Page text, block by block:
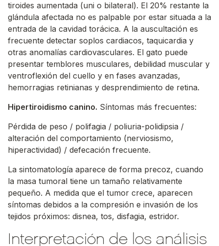
tiroides aumentada (uni o bilateral). El 20% restante la
glándula afectada no es palpable por estar situada a la
entrada de la cavidad torácica. A la auscultación es
frecuente detectar soplos cardiacos, taquicardia y
otras anomalías cardiovasculares. El gato puede
presentar temblores musculares, debilidad muscular y
ventroflexión del cuello y en fases avanzadas,
hemorragias retinianas y desprendimiento de retina.
Hipertiroidismo canino. Síntomas más frecuentes:
Pérdida de peso / polifagia / poliuria-polidipsia /
alteración del comportamiento (nerviosismo,
hiperactividad) / defecación frecuente.
La sintomatología aparece de forma precoz, cuando
la masa tumoral tiene un tamaño relativamente
pequeño. A medida que el tumor crece, aparecen
síntomas debidos a la compresión e invasión de los
tejidos próximos: disnea, tos, disfagia, estridor.
Interpretación de los análisis